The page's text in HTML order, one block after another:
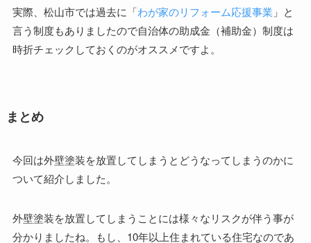
実際、松山市では過去に「わが家のリフォーム応援事業 」と
言う制度もありましたので自治体の助成金（補助金）制度は
時折チェックしておくのがオススメですよ。
まとめ
今回は外壁塗装を放置してしまうとどうなってしまうのかに
ついて紹介しました。
外壁塗装を放置してしまうことには様々なリスクが伴う事が
分かりましたね。もし、10年以上住まれている住宅なのであ